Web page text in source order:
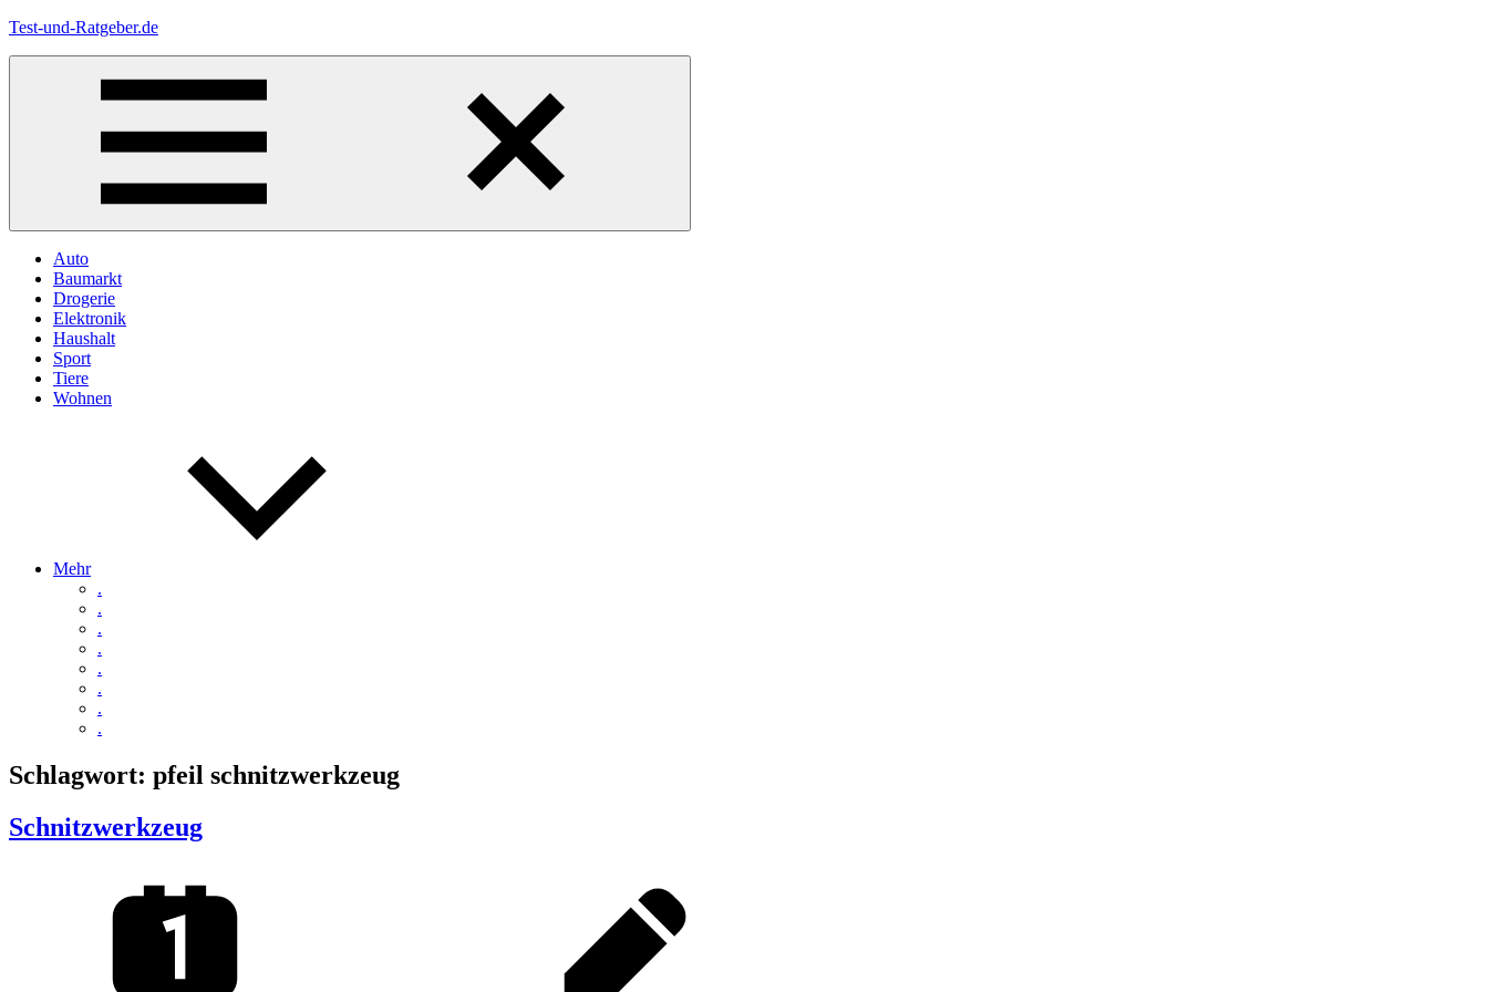
Zum
Test-und-Ratgeber.de
Menü
Auto
Baumarkt
Drogerie
Elektronik
Haushalt
Sport
Tiere
Wohnen
Mehr
.
.
.
.
.
.
.
.
Schlagwort: pfeil schnitzwerkzeug
Schnitzwerkzeug